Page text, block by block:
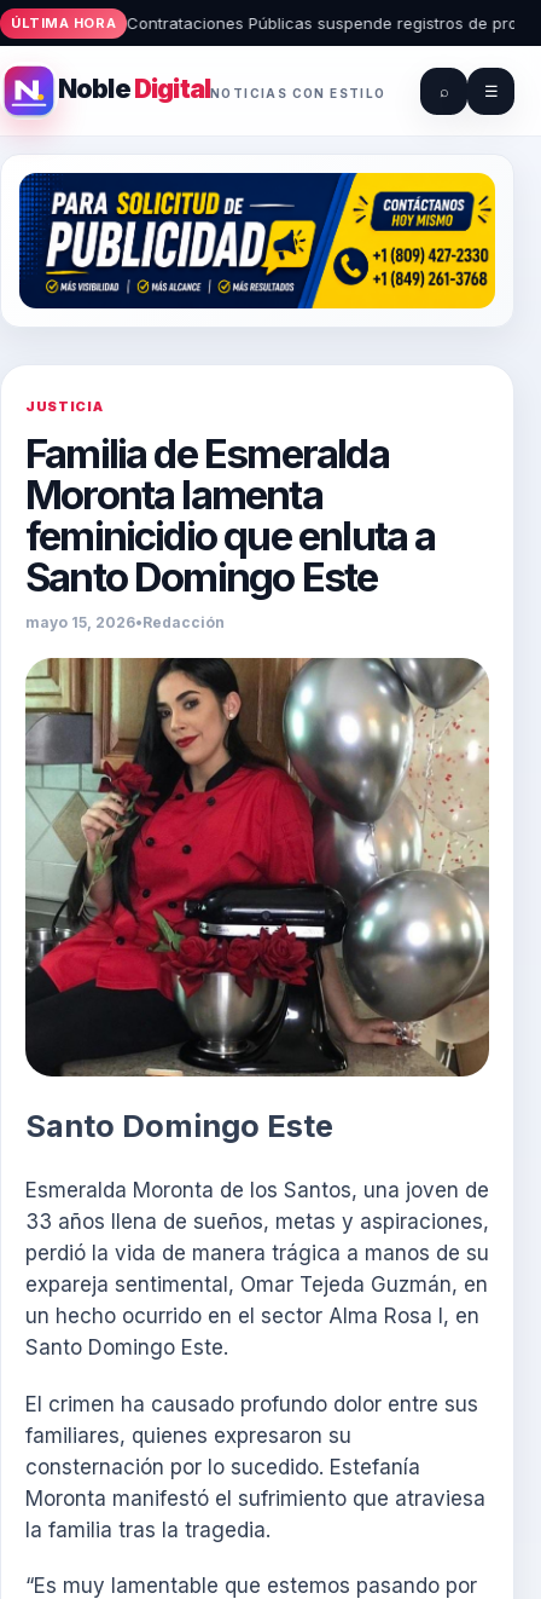
ÚLTIMA HORA• Contrataciones Públicas suspende registros de
NobleDigitalNOTICIAS CON ESTILO ⌕ ☰
JUSTICIA
Familia de Esmeralda
Moronta lamenta
feminicidio que enluta a
Santo Domingo Este
mayo 15, 2026•Redacción
Santo Domingo Este
Esmeralda Moronta de los Santos, una joven de
33 años llena de sueños, metas y aspiraciones,
perdió la vida de manera trágica a manos de su
expareja sentimental, Omar Tejeda Guzmán, en
un hecho ocurrido en el sector Alma Rosa I, en
Santo Domingo Este.
El crimen ha causado profundo dolor entre sus
familiares, quienes expresaron su
consternación por lo sucedido. Estefanía
Moronta manifestó el sufrimiento que atraviesa
la familia tras la tragedia.
“Es muy lamentable que estemos pasando por